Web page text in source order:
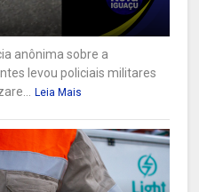
anônima sobre a
levou policiais militares
Leia Mais